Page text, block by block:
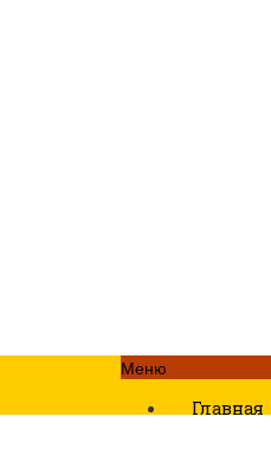
Меню
Главная